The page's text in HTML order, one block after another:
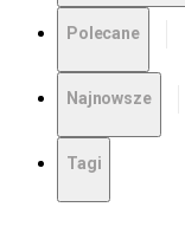
Polecane
Najnowsze
Tagi